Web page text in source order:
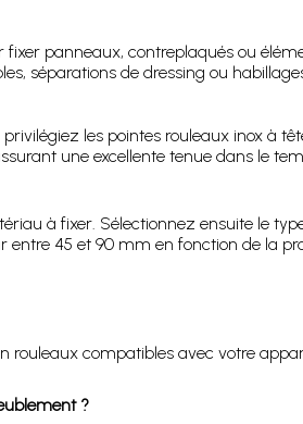
panneaux, contreplaqués ou
séparations de dressing ou
les pointes rouleaux inox à
une excellente tenue dans le
à fixer. Sélectionnez ensuite le
45 et 90 mm en fonction de la
rouleaux compatibles avec votre
?